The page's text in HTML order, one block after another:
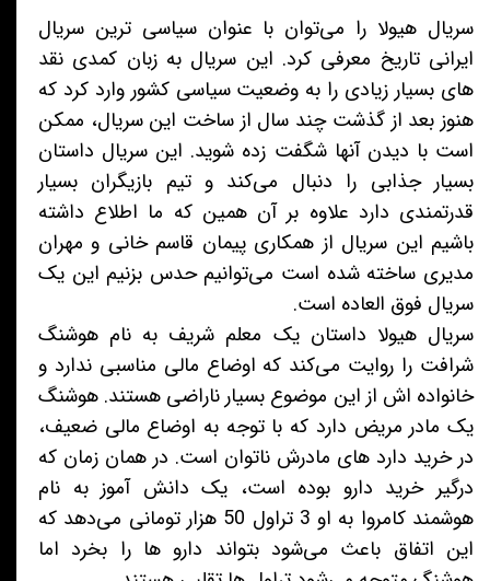
سریال هیولا را می‌توان با عنوان سیاسی ترین سریال
ایرانی تاریخ معرفی کرد. این سریال به زبان کمدی نقد
های بسیار زیادی را به وضعیت سیاسی کشور وارد کرد که
هنوز بعد از گذشت چند سال از ساخت این سریال، ممکن
است با دیدن آنها شگفت زده شوید. این سریال داستان
بسیار جذابی را دنبال می‌کند و تیم بازیگران بسیار
قدرتمندی دارد علاوه بر آن همین که ما اطلاع داشته
باشیم این سریال از همکاری پیمان قاسم خانی و مهران
مدیری ساخته شده است می‌توانیم حدس بزنیم این یک
سریال فوق العاده است.
سریال هیولا داستان یک معلم شریف به نام هوشنگ
شرافت را روایت می‌کند که اوضاع مالی مناسبی ندارد و
خانواده اش از این موضوع بسیار ناراضی هستند. هوشنگ
یک مادر مریض دارد که با توجه به اوضاع مالی ضعیف،
در خرید دارد های مادرش ناتوان است. در همان زمان که
درگیر خرید دارو بوده است، یک دانش آموز به نام
هوشمند کامروا به او 3 تراول 50 هزار تومانی می‌دهد که
این اتفاق باعث می‌شود بتواند دارو ها را بخرد اما